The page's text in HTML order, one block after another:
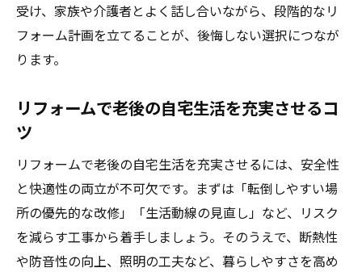
受け、家族や介護者とよく話し合いながら、段階的なリ
フォーム計画を立てることが、後悔しない選択につなが
ります。
リフォームで老後の自宅生活を充実させるコ
ツ
リフォームで老後の自宅生活を充実させるには、安全性
と快適性の両立が不可欠です。まずは「転倒しやすい場
所の優先的な改修」「生活動線の見直し」など、リスク
を減らす工事から着手しましょう。そのうえで、断熱性
や防音性の向上、照明の工夫など、暮らしやすさを高め